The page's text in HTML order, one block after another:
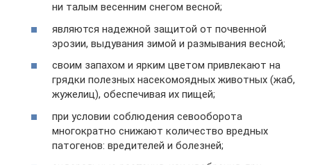
ни талым весенним снегом весной;
являются надежной защитой от почвенной
эрозии, выдувания зимой и размывания весной;
своим запахом и ярким цветом привлекают на
грядки полезных насекомоядных животных (жаб,
жужелиц), обеспечивая их пищей;
при условии соблюдения севооборота
многократно снижают количество вредных
патогенов: вредителей и болезней;